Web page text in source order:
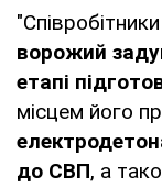
ворожий
етапі
місцем його
до СВП, а